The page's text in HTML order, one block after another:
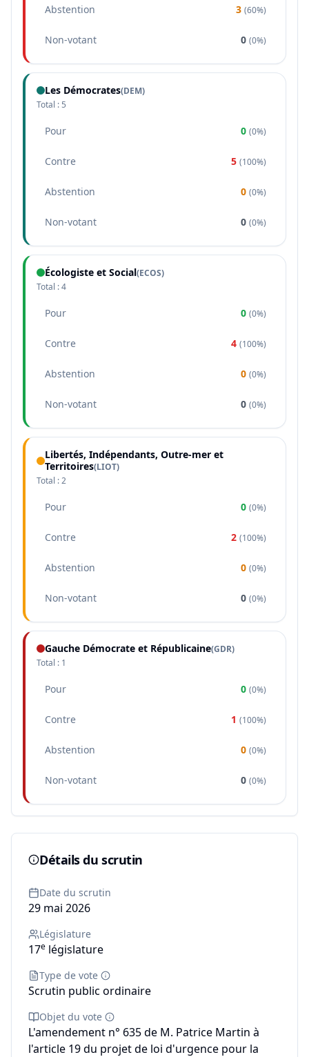
Abstention 3 (60%)
Non-votant 0 (0%)
Les Démocrates(DEM)
Total : 5
Pour 0 (0%)
Contre 5 (100%)
Abstention 0 (0%)
Non-votant 0 (0%)
Écologiste et Social(ECOS)
Total :4
Pour 0 (0%)
Contre 4 (100%)
Abstention 0 (0%)
Non-votant 0 (0%)
Libertés, Indépendants, Outre-mer et
Territoires(LIOT)
Total :2
Pour 0 (0%)
Contre 2 (100%)
Abstention 0 (0%)
Non-votant 0 (0%)
Gauche Démocrate et Républicaine(GDR)
Total : 1
Pour 0 (0%)
Contre 1 (100%)
Abstention 0 (0%)
Non-votant 0 (0%)
Détails du scrutin
Date du scrutin
29 mai 2026
Législature
17e législature
Type de vote
Scrutin public ordinaire
Objet du vote
L'amendement n° 635 de M. Patrice Martin à
l'article 19 du projet de loi d'urgence pour la